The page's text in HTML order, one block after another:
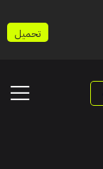
تحميل